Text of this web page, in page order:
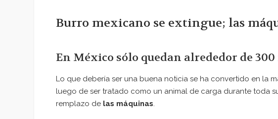
Burro mexicano se extingue; las
En México sólo quedan alrededor de
Lo que debería ser una buena noticia se ha convertido en la
luego de ser tratado como un animal de carga durante toda
remplazo de las máquinas.